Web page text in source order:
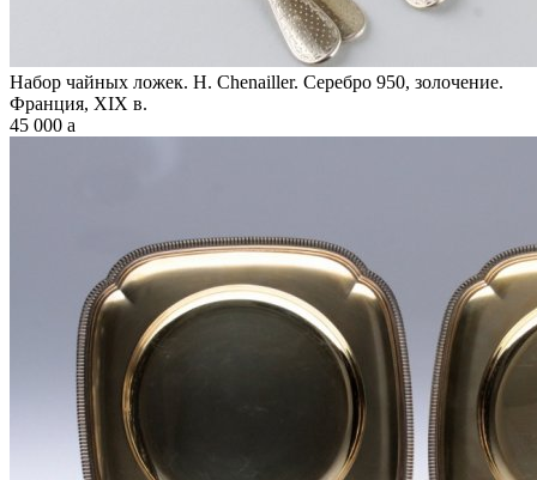
Набор чайных ложек. H. Chenailler. Серебро 950, золочение.
Франция, XIX в.
45 000 a